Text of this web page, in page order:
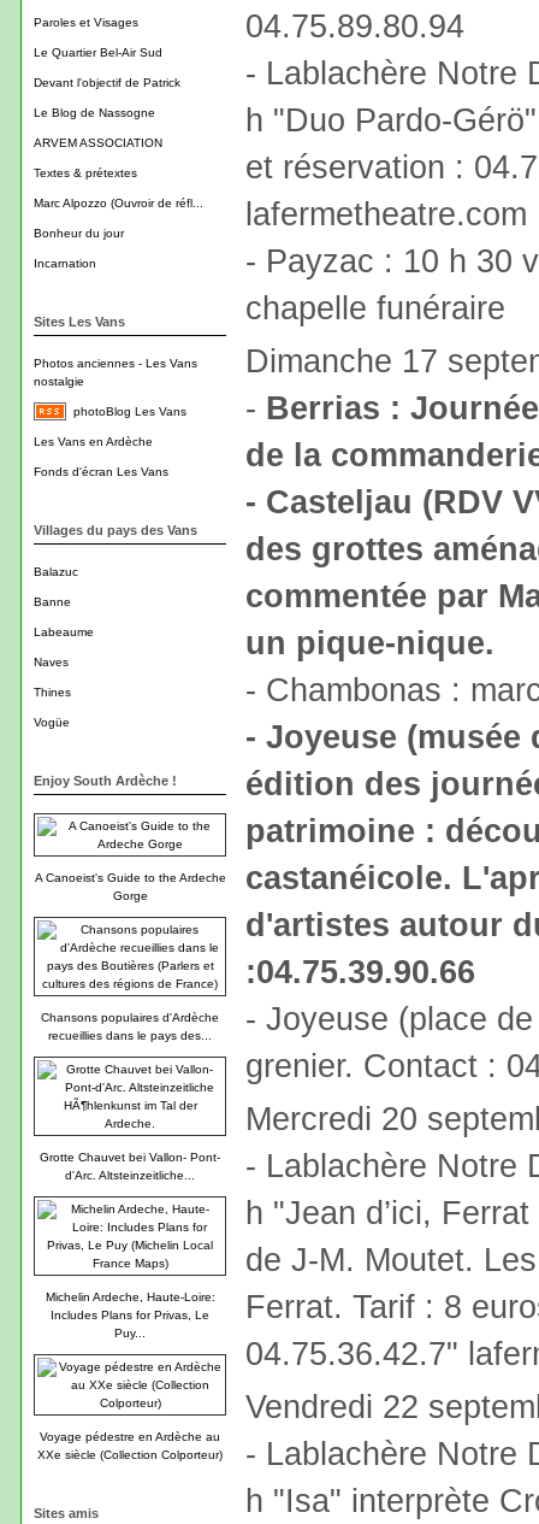
Paroles et Visages
Le Quartier Bel-Air Sud
Devant l'objectif de Patrick
Le Blog de Nassogne
ARVEM ASSOCIATION
Textes & prétextes
Marc Alpozzo (Ouvroir de réfl...
Bonheur du jour
Incarnation
Sites Les Vans
Photos anciennes - Les Vans
nostalgie
photoBlog Les Vans
Les Vans en Ardèche
Fonds d'écran Les Vans
Villages du pays des Vans
Balazuc
Banne
Labeaume
Naves
Thines
Vogüe
Enjoy South Ardèche !
A Canoeist's Guide to the Ardeche
Gorge
Chansons populaires d'Ardèche
recueillies dans le pays des...
Grotte Chauvet bei Vallon- Pont-
d'Arc. Altsteinzeitliche...
Michelin Ardeche, Haute-Loire:
Includes Plans for Privas, Le
Puy...
Voyage pédestre en Ardèche au
XXe siècle (Collection Colporteur)
Sites amis
04.75.89.80.94
- Lablachère Notre
h "Duo Pardo-
et réservation :
lafermetheatre.com
- Payzac : 10 h 30
chapelle funéraire
Dimanche 17
- Berrias :
de la
- Casteljau (RDV
des grottes
commentée par
un pique-nique.
- Chambonas :
- Joyeuse (musée
édition des
patrimoine :
castanéicole.
d'artistes autour
:04.75.39.90.66
- Joyeuse (place
grenier. Contact :
Mercredi 20
- Lablachère Notre
h "Jean d’ici,
de J-M. Moutet.
Ferrat. Tarif : 8
04.75.36.42.7"
Vendredi 22
- Lablachère Notre
h "Isa" interprète